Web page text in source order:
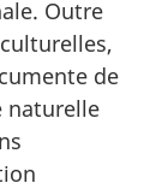
Outre
de
naturelle